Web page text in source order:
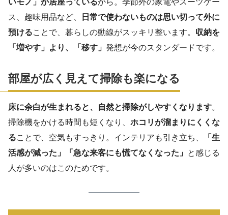
ス、趣味用品など、
日常で使わないものは思い切って外に
預けることで、暮らしの動線がスッキリ整います。 収納を
「増やす」より、「移す」 発想が今のスタンダードです。
部屋が広く見えて掃除も楽になる
床に余白が生まれると、自然と掃除がしやすくなります。
掃除機をかける時間も短くなり、 ホコリが溜まりにくくな
ることで、空気もすっきり。インテリアも引き立ち、
「生
活感が減った」「急な来客にも慌てなくなった」 と感じる
人が多いのはこのためです。